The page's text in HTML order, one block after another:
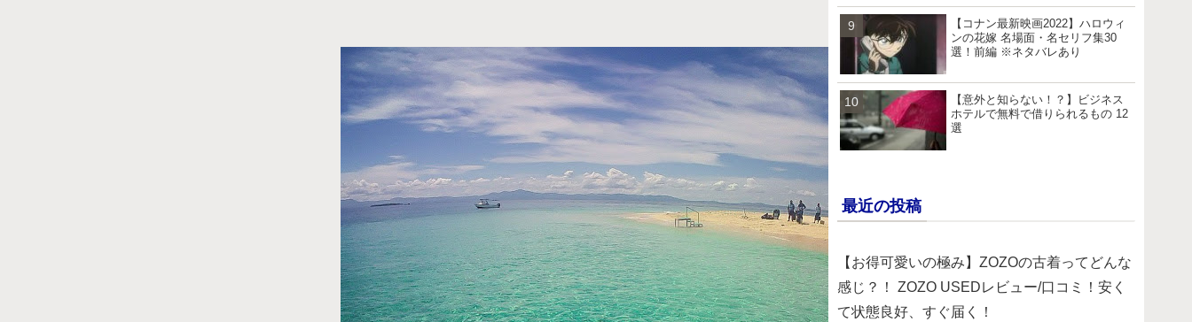
【コナン最新映画2022】ハロウィ
ンの花嫁 名場面・名セリフ集30
選！前編 ※ネタバレあり
【意外と知らない！？】ビジネス
ホテルで無料で借りられるもの 12
選
最近の投稿
【お得可愛いの極み】ZOZOの古着ってどんな
感じ？！ ZOZO USEDレビュー/口コミ！安く
て状態良好、すぐ届く！